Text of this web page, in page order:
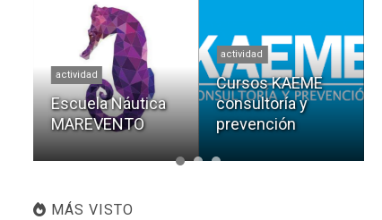
actividad
Escuela Náutica
MAREVENTO
actividad
Cursos KAEME
consultoría y
prevención
MÁS VISTO